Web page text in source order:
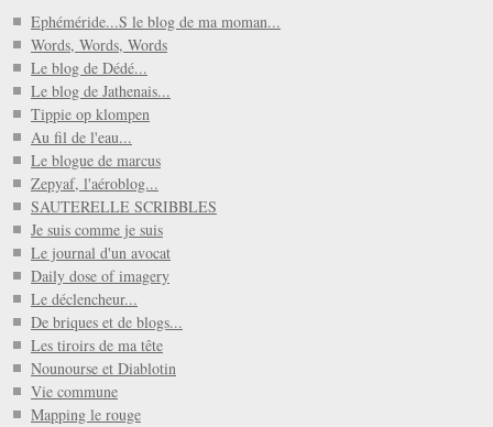
Ephéméride...S le blog de ma moman...
Words, Words, Words
Le blog de Dédé...
Le blog de Jathenais...
Tippie op klompen
Au fil de l'eau...
Le blogue de marcus
Zepyaf, l'aéroblog...
SAUTERELLE SCRIBBLES
Je suis comme je suis
Le journal d'un avocat
Daily dose of imagery
Le déclencheur...
De briques et de blogs...
Les tiroirs de ma tête
Nounourse et Diablotin
Vie commune
Mapping le rouge